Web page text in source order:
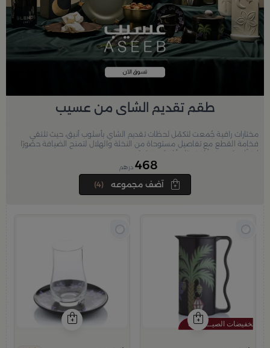
طقم تقديم الشاي من عسيب
مختارات راقية جُمعت لتكمّل لحظات تقديم الشاي بأسلوب أنيق، حيث تلتقي
فخامة القطع مع تفاصيل مستوحاة من النخلة والهلال لتمنح الضيافة حضورًا
لافتًا يعكس ذوقًا نخبويًا وأناقة متفرّدة.
468درهم
(4)